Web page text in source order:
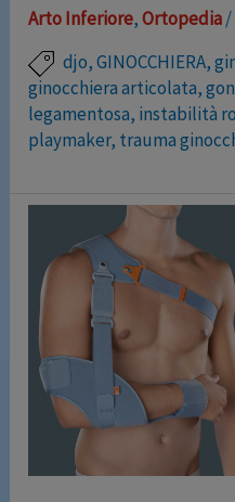
Arto Inferiore,Ortopedia/
djo,GINOCCHIERA,
ginocchiera articolata,
legamentosa, instabilità
playmaker, trauma
che limita le attività
Playmaker XPert
movimento più sicuro
ginocchiera con aste
apribile, realizzata in
con trama a reticolo che
aumentando il comfort, …